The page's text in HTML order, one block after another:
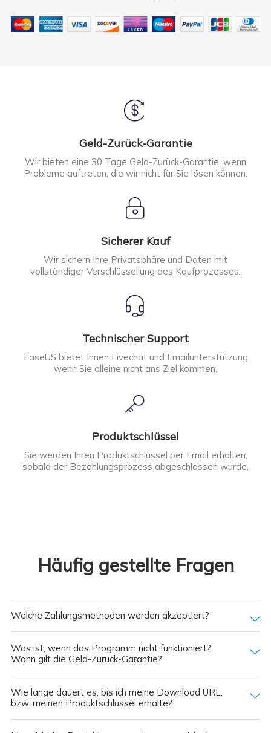
Geld-Zurück-Garantie
Wir bieten eine 30 Tage Geld-Zurück-Garantie, wenn
Probleme auftreten, die wir nicht für Sie lösen können.
Sicherer Kauf
Wir sichern Ihre Privatsphäre und Daten mit
vollständiger Verschlüssellung des Kaufprozesses.
Technischer Support
EaseUS bietet Ihnen Livechat und Emailunterstützung
wenn Sie alleine nicht ans Ziel kommen.
Produktschlüssel
Sie werden Ihren Produktschlüssel per Email erhalten,
sobald der Bezahlungsprozess abgeschlossen wurde.
Häufig gestellte Fragen
Welche Zahlungsmethoden werden akzeptiert?
Was ist, wenn das Programm nicht funktioniert?
Wann gilt die Geld-Zurück-Garantie?
Wie lange dauert es, bis ich meine Download URL,
bzw. meinen Produktschlüssel erhalte?